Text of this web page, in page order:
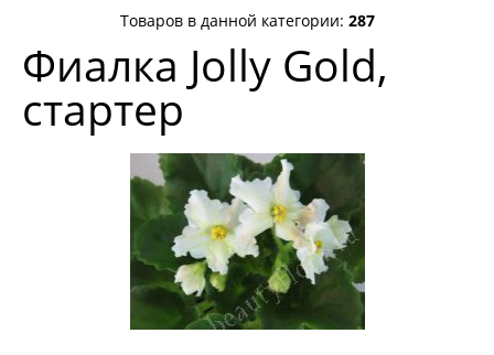
Товаров в данной категории: 287
Фиалка Jolly Gold,
стартер